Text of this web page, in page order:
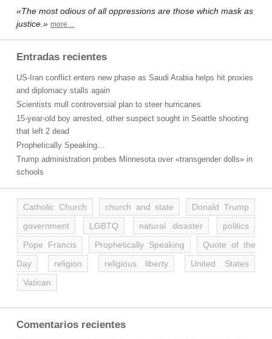
«The most odious of all oppressions are those which mask as
justice.» more…
Entradas recientes
US-Iran conflict enters new phase as Saudi Arabia helps hit proxies
and diplomacy stalls again
Scientists mull controversial plan to steer hurricanes
15-year-old boy arrested, other suspect sought in Seattle shooting
that left 2 dead
Prophetically Speaking…
Trump administration probes Minnesota over «transgender dolls» in
schools
Catholic Church church and state
Donald Trump
government
LGBTQ natural disaster
politics
Pope Francis
Prophetically Speaking
Quote of the
Day
religion religious liberty
United States
Vatican
Comentarios recientes